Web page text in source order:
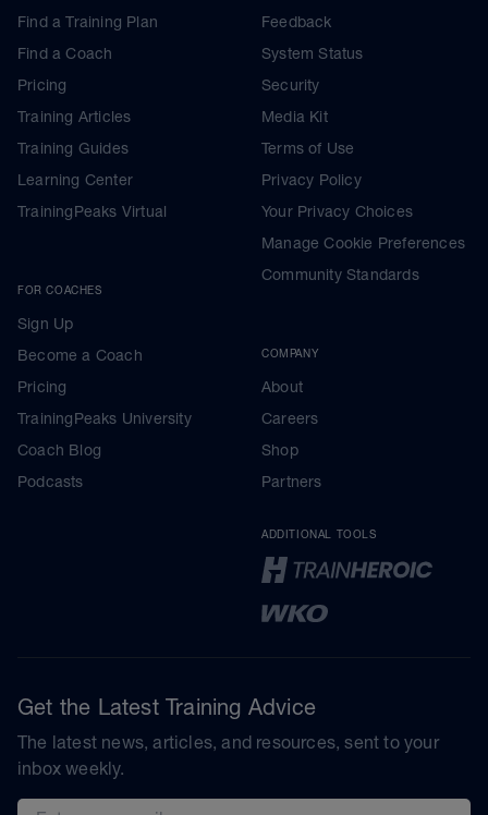
Find a Training Plan
Find a Coach
Pricing
Training Articles
Training Guides
Learning Center
TrainingPeaks Virtual
FOR COACHES
Sign Up
Become a Coach
Pricing
TrainingPeaks University
Coach Blog
Podcasts
Feedback
System Status
Security
Media Kit
Terms of Use
Privacy Policy
Your Privacy Choices
Manage Cookie Preferences
Community Standards
COMPANY
About
Careers
Shop
Partners
ADDITIONAL TOOLS
Get the Latest Training Advice
The latest news, articles, and resources, sent to your
inbox weekly.
Email address